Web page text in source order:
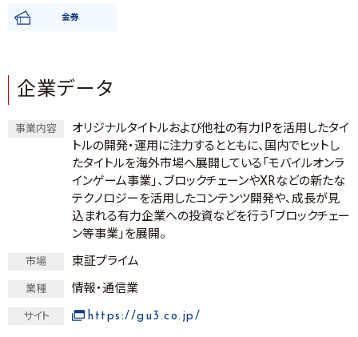
金券
企業データ
事業内容
オリジナルタイトルおよび他社の有力IPを活用したタイ
トルの開発・運用に注力するとともに、国内でヒットし
たタイトルを海外市場へ展開している「モバイルオンラ
インゲーム事業」、ブロックチェーンやXRなどの新たな
テクノロジーを活用したコンテンツ開発や、成長が見
込まれる有力企業への投資などを行う「ブロックチェー
ン等事業」を展開。
市場 東証プライム
業種 情報・通信業
サイト https://gu3.co.jp/